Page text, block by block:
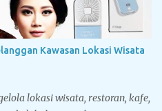
Ada dua jenis standar bahan
Yelvo dan Velboa. Yelvo lebih
leher koleksi Tegarcrafts
logo yaitu printing dan bordir.
dan desain Anda lebih...
Kawasan Lokasi Wisata
lokasi wisata, restoran, kafe,